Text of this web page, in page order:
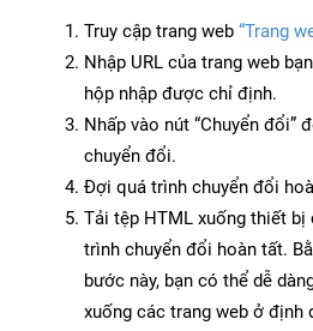
Truy cập trang web “Trang
Nhập URL của trang web
hộp nhập được chỉ định.
Nhấp vào nút “Chuyển đổi”
chuyển đổi.
Đợi quá trình chuyển đổi
Tải tệp HTML xuống thiết bị
trình chuyển đổi hoàn tất.
bước này, bạn có thể dễ
xuống các trang web ở định